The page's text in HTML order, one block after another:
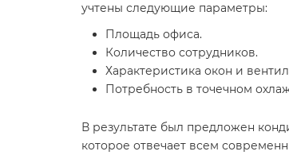
учтены следующие параметры:
Площадь офиса.
Количество сотрудников.
Характеристика окон и
Потребность в точечном
В результате был предложен
которое отвечает всем